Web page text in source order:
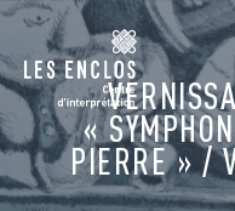
«
PIERRE » /